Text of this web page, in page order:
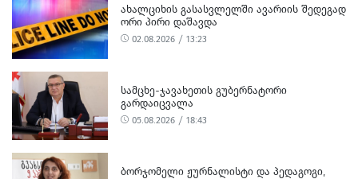
ᲐᲮᲐᲚᲪᲘᲮᲘᲡ ᲒᲐᲡᲐᲡᲕᲚᲔᲚᲨᲘ ᲐᲕᲐᲠᲘᲘᲡ ᲨᲔᲓᲔᲒᲐᲓ
ᲝᲠᲘ ᲞᲘᲠᲘ ᲓᲐᲨᲐᲕᲓᲐ
02.08.2026 / 13:23
ᲡᲐᲛᲪᲮᲔ-ᲯᲐᲕᲐᲮᲔᲗᲘᲡ ᲒᲣᲑᲔᲠᲜᲐᲢᲝᲠᲘ
ᲒᲐᲠᲓᲐᲘᲪᲕᲐᲚᲐ
05.08.2026 / 18:43
ᲑᲝᲠᲯᲝᲛᲔᲚᲘ ᲟᲣᲠᲜᲐᲚᲘᲡᲢᲘ ᲓᲐ ᲞᲔᲓᲐᲒᲝᲒᲘ,